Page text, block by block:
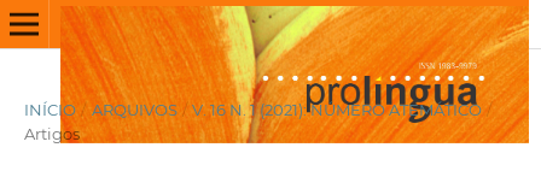
INÍCIO / ARQUIVOS / V. 16 N. 1 (2021): NÚMERO ATEMÁTICO /
Artigos